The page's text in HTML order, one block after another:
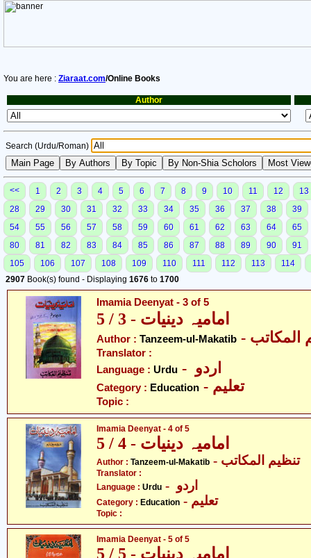
You are here : Ziaraat.com/Online Books
Author
Search (Urdu/Roman)
<< 1 2 3 4 5 6 7 8 9 10 11 12
13
28
29 30 31 32 33 34 35 36 37 38
39
54
55 56 57 58 59 60 61 62 63 64
65
80
81 82 83 84 85 86 87 88 89 90
91
105
106 107 108 109 110 111 112 113
114
2907 Book(s) found - Displaying 1676 to 1700
Imamia Deenyat - 3 of 5
امامیہ دینیات - 3 / 5
Author : Tanzeem-ul-Makatib المکاتب
Translator :
Language : Urdu
Category : Education - تعلیم
Topic :
Imamia Deenyat - 4 of 5
امامیہ دینیات - 4 / 5
Author : Tanzeem-ul-Makatib - تنظیم المکاتب
Translator :
Language : Urdu
Category : Education - تعلیم
Topic :
Imamia Deenyat - 5 of 5
امامیہ دینیات - 5 / 5